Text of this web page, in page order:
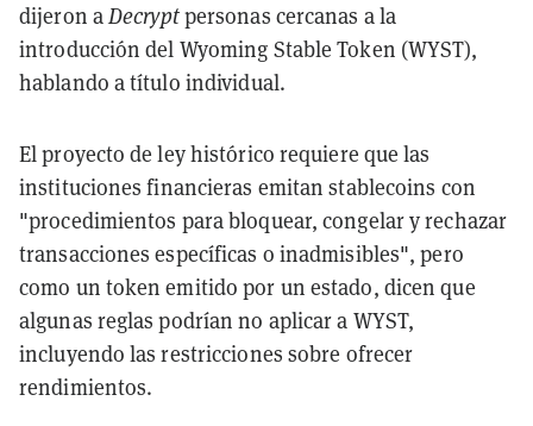
dijeron aDecryptpersonas cercanas a la
introducción del Wyoming Stable Token (WYST),
hablando a título individual.
El proyecto de ley histórico requiere que las
instituciones financieras emitan stablecoins con
"procedimientos para bloquear, congelar y rechazar
transacciones específicas o inadmisibles", pero
como un token emitido por un estado, dicen que
algunas reglas podrían no aplicar a WYST,
incluyendo las restricciones sobre ofrecer
rendimientos.